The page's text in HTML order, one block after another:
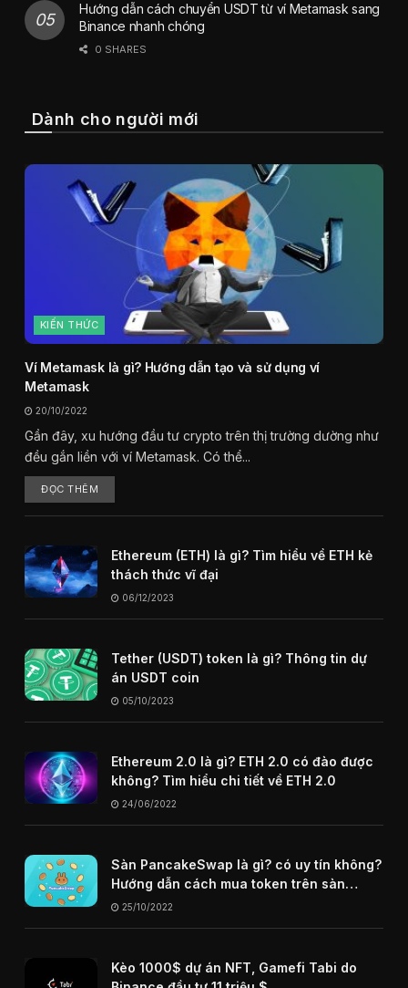
Hướng dẫn cách chuyển USDT từ ví Metamask sang
Binance nhanh chóng
0 SHARES
Dành cho người mới
KIẾN THỨC
Ví Metamask là gì? Hướng dẫn tạo và sử dụng ví
Metamask
20/10/2022
Gần đây, xu hướng đầu tư crypto trên thị trường dường như
đều gắn liền với ví Metamask. Có thể...
ĐỌC THÊM
Ethereum (ETH) là gì? Tìm hiểu về ETH kẻ
thách thức vĩ đại
06/12/2023
Tether (USDT) token là gì? Thông tin dự
án USDT coin
05/10/2023
Ethereum 2.0 là gì? ETH 2.0 có đào được
không? Tìm hiểu chi tiết về ETH 2.0
24/06/2022
Sàn PancakeSwap là gì? có uy tín không?
Hướng dẫn cách mua token trên sàn
PancakeSwap
25/10/2022
Kèo 1000$ dự án NFT, Gamefi Tabi do